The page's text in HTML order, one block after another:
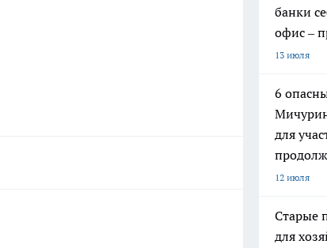
банки
офис –
13 июля
6
для
12 июля
Старые
для